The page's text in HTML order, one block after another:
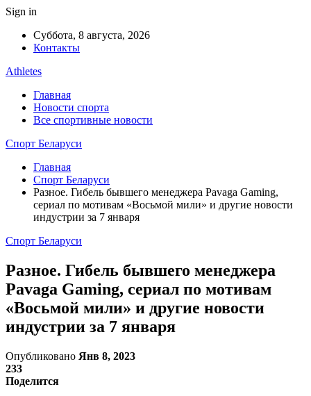
Sign in
Суббота, 8 августа, 2026
Контакты
Athletes
Главная
Новости спорта
Все спортивные новости
Спорт Беларуси
Главная
Спорт Беларуси
Разное. Гибель бывшего менеджера Pavaga Gaming,
сериал по мотивам «Восьмой мили» и другие новости
индустрии за 7 января
Спорт Беларуси
Разное. Гибель бывшего менеджера
Pavaga Gaming, сериал по мотивам
«Восьмой мили» и другие новости
индустрии за 7 января
Опубликовано Янв 8, 2023
233
Поделится